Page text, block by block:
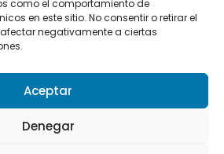
como el comportamiento de
en este sitio. No consentir o retirar el
negativamente a ciertas
Aceptar
Denegar
Política de privacidad
de cookies